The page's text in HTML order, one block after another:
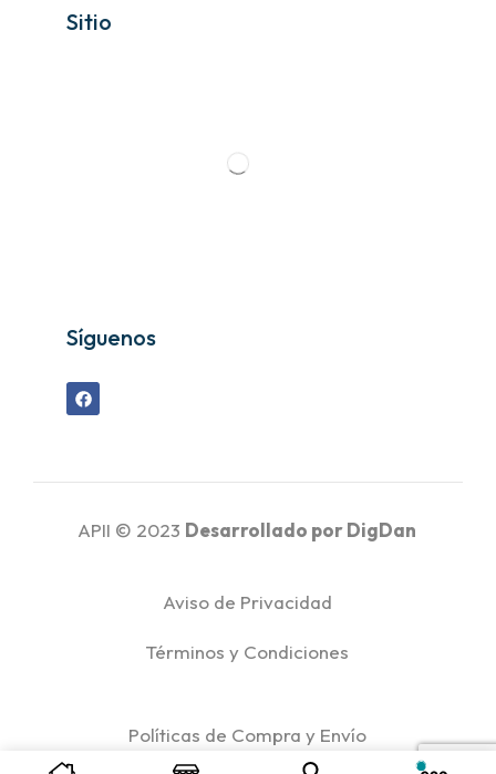
Sitio
Síguenos
APII © 2023 Desarrollado porDigDan
Aviso de Privacidad
Términos y Condiciones
Políticas de Compra y Envío